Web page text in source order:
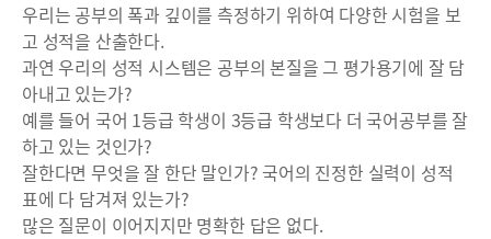
우리는 공부의 폭과 깊이를 측정하기 위하여 다양한 시험을 보
고 성적을 산출한다.
과연 우리의 성적 시스템은 공부의 본질을 그 평가용기에 잘 담
아내고 있는가?
예를 들어 국어 1등급 학생이 3등급 학생보다 더 국어공부를 잘
하고 있는 것인가?
잘한다면 무엇을 잘 한단 말인가? 국어의 진정한 실력이 성적
표에 다 담겨져 있는가?
많은 질문이 이어지지만 명확한 답은 없다.